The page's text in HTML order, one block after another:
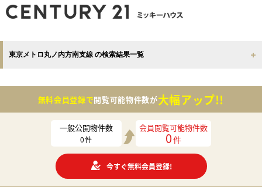
東京メトロ丸ノ内方南支線 の検索結果一覧
無料会員登録で閲覧可能物件数が大幅アップ!!
一般公開物件数
0件
会員閲覧可能物件数
0件
今すぐ無料会員登録!